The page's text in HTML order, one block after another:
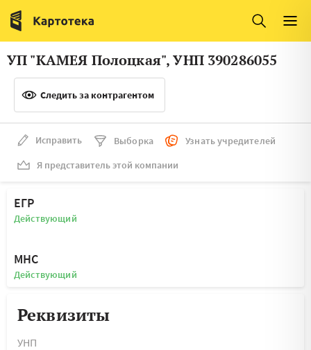
Италия
Люксембург
Литва
Нидерланды
УП "КАМЕЯ Полоцкая", УНП 390286055
Следить за контрагентом
Исправить Выборка
Узнать учредителей
Я представитель этой компании
ЕГР
Действующий
МНС
Действующий
Реквизиты
УНП